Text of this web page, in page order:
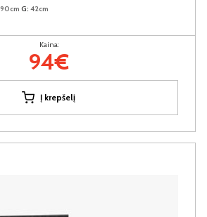
90cm G: 42cm
Kaina:
94€
Į krepšelį